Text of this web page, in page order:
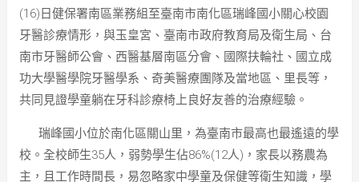
(16)日健保署南區業務組至臺南市南化區瑞峰國小關心校園
牙醫診療情形，與玉皇宮、臺南市政府教育局及衛生局、台
南市牙醫師公會、西醫基層南區分會、國際扶輪社、國立成
功大學醫學院牙醫學系、奇美醫療團隊及當地區、里長等，
共同見證學童躺在牙科診療椅上良好友善的治療經驗。
瑞峰國小位於南化區關山里，為臺南市最高也最遙遠的學
校。全校師生35人，弱勢學生佔86%(12人)，家長以務農為
主，且工作時間長，易忽略家中學童及保健等衛生知識，學